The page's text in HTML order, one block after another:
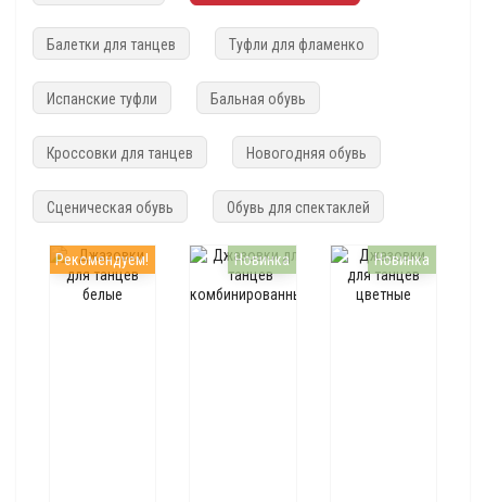
Балетки для танцев Туфли для фламенко
Испанские туфли Бальная обувь
Кроссовки для танцев Новогодняя обувь
Сценическая обувь Обувь для спектаклей
Рекомендуем! Новинка Новинка